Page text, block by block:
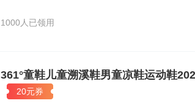
1000人已领用
361°童鞋儿童溯溪鞋男童凉鞋运动鞋
20元券